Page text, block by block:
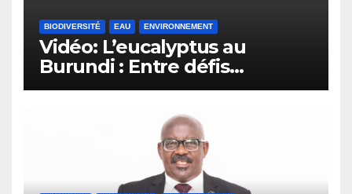
BIODIVERSITÉ EAU ENVIRONNEMENT
Vidéo: L’eucalyptus au
Burundi : Entre défis
environnementaux et
économiques.